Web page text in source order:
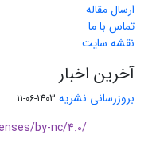
ارسال مقاله
تماس با ما
نقشه سایت
آخرین اخبار
بروزرسانی نشریه 1403-06-11
by-nc/4.0/